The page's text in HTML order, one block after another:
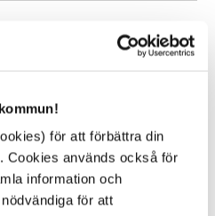
för att förbättra din
Cookies används också för
information och
för att
snödjupet är 6 centimeter på
gång- och cykelvägar.
så att skäret tar